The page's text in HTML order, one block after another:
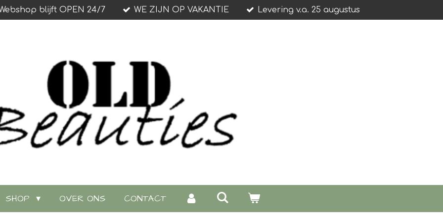
blijft OPEN 24/7 WE ZIJN OP VAKANTIE Levering v.a. 25 augustus
SHOP OVER ONS CONTACT